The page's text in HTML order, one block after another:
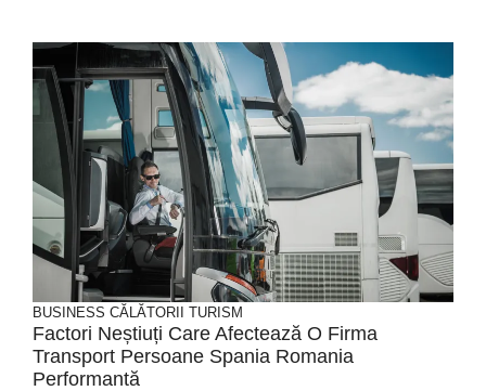
BUSINESS CĂLĂTORII TURISM
Factori Neștiuți Care Afectează O Firma
Transport Persoane Spania Romania
Performantă